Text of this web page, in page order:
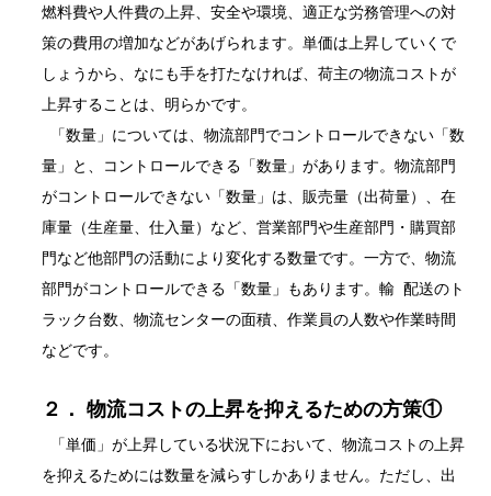
燃料費や人件費の上昇、安全や環境、適正な労務管理への対
策の費用の増加などがあげられます。単価は上昇していくで
しょうから、なにも手を打たなければ、荷主の物流コストが
上昇することは、明らかです。
「数量」については、物流部門でコントロールできない「数
量」と、コントロールできる「数量」があります。物流部門
がコントロールできない「数量」は、販売量（出荷量）、在
庫量（生産量、仕入量）など、営業部門や生産部門・購買部
門など他部門の活動により変化する数量です。一方で、物流
部門がコントロールできる「数量」もあります。輸 配送のト
ラック台数、物流センターの面積、作業員の人数や作業時間
などです。
２． 物流コストの上昇を抑えるための方策①
「単価」が上昇している状況下において、物流コストの上昇
を抑えるためには数量を減らすしかありません。ただし、出